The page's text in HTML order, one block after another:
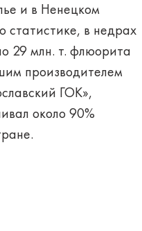
и в Ненецком
статистике, в недрах
29 млн. т. флюорита
производителем
ГОК»,
около 90%